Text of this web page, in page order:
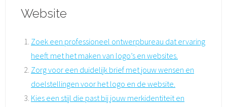
Website
Zoek een professioneel ontwerpbureau dat ervaring
heeft met het maken van logo’s en websites.
Zorg voor een duidelijk brief met jouw wensen en
doelstellingen voor het logo en de website.
Kies een stijl die past bij jouw merkidentiteit en